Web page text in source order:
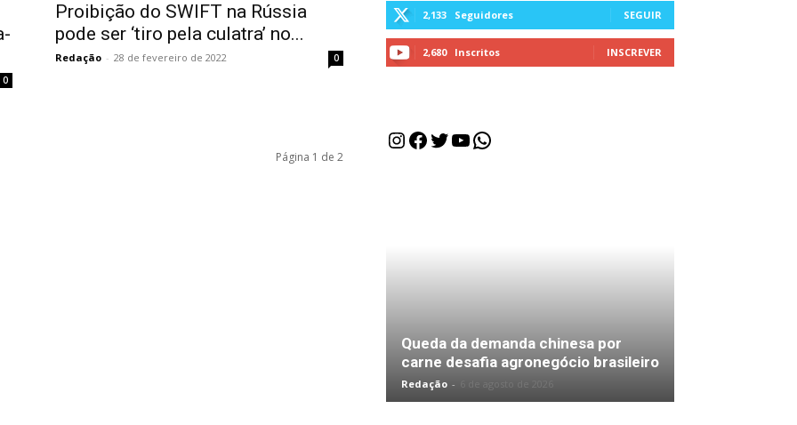
0
Proibição do SWIFT na Rússia
pode ser ‘tiro pela culatra’ no...
Redação - 28 de fevereiro de 2022 0
Página 1 de 2
2,133 Seguidores SEGUIR
2,680 Inscritos INSCREVER
Instagram
Facebook
Twitter
Youtube
WhatsApp
Queda da demanda chinesa por
carne desafia agronegócio brasileiro
Redação -